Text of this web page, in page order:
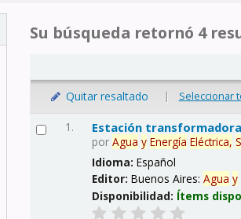
Su búsqueda retornó 4
Quitar resaltado | Seleccionar
1. Estación
porAgua y Energía Eléctrica,
Idioma:Español
Editor:Buenos Aires:Agua y
Disponibilidad: Ítems